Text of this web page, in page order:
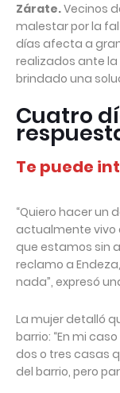
Zárate.Vecinos
malestar por la
días afecta a
realizados ante
brindado una
Cuatro
Te puede
“Quiero hacer un
actualmente vivo
que estamos sin
reclamo a
nada”, expresó
La mujer detalló
barrio: “En mi
dos o tres casas
del barrio, pero